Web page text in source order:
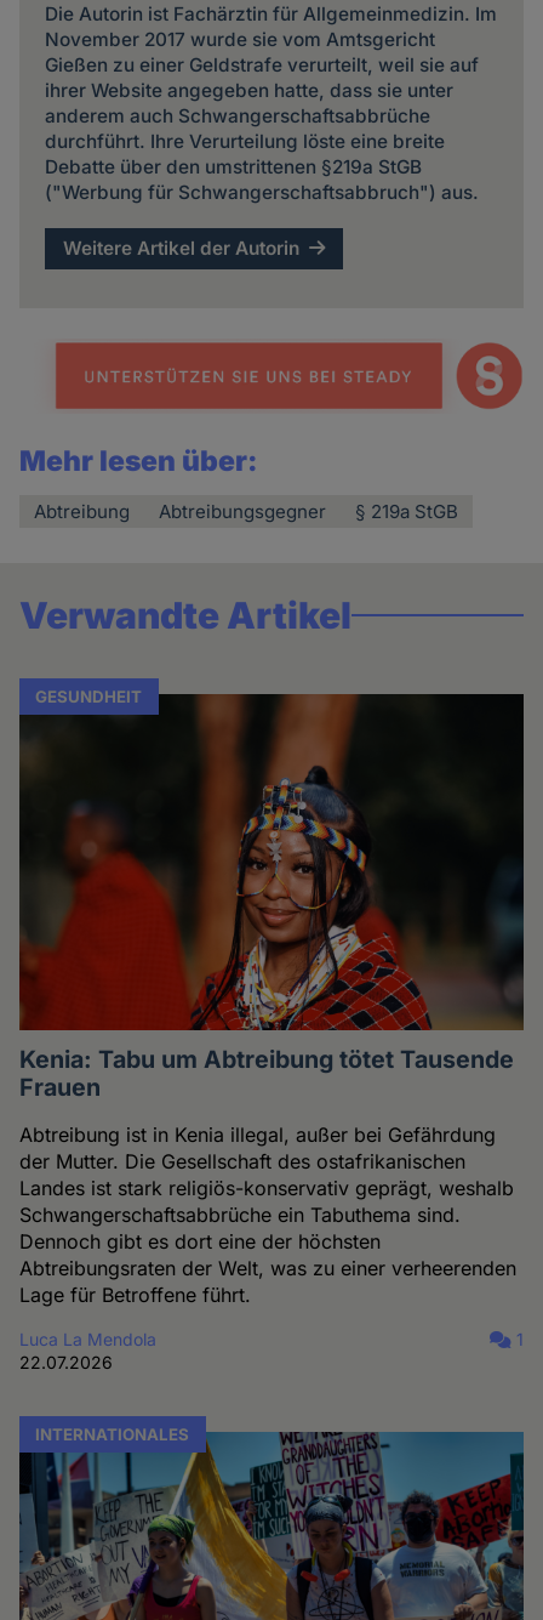
Die Autorin ist Fachärztin für Allgemeinmedizin. Im
November 2017 wurde sie vom Amtsgericht
Gießen zu einer Geldstrafe verurteilt, weil sie auf
ihrer Website angegeben hatte, dass sie unter
anderem auch Schwangerschaftsabbrüche
durchführt. Ihre Verurteilung löste eine breite
Debatte über den umstrittenen §219a StGB
("Werbung für Schwangerschaftsabbruch") aus.
Weitere Artikel der Autorin
Mehr lesen über:
Abtreibung Abtreibungsgegner § 219a StGB
Verwandte Artikel
GESUNDHEIT
Kenia: Tabu um Abtreibung tötet Tausende
Frauen
Abtreibung ist in Kenia illegal, außer bei Gefährdung
der Mutter. Die Gesellschaft des ostafrikanischen
Landes ist stark religiös-konservativ geprägt, weshalb
Schwangerschaftsabbrüche ein Tabuthema sind.
Dennoch gibt es dort eine der höchsten
Abtreibungsraten der Welt, was zu einer verheerenden
Lage für Betroffene führt.
Luca La Mendola
22.07.2026
1
INTERNATIONALES